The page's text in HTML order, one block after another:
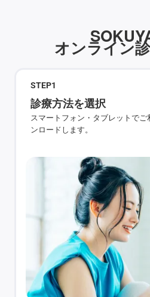
オンライン
STEP1
診療方法を選択
スマートフォン・タブレットで
ンロードします。